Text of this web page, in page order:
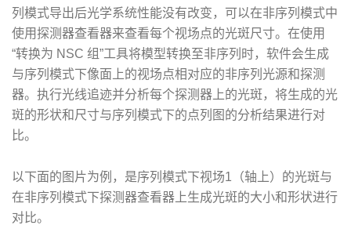
列模式导出后光学系统性能没有改变，可以在非序列模式中
使用探测器查看器来查看每个视场点的光斑尺寸。在使用
“转换为 NSC 组”工具将模型转换至非序列时，软件会生成
与序列模式下像面上的视场点相对应的非序列光源和探测
器。执行光线追迹并分析每个探测器上的光斑，将生成的光
斑的形状和尺寸与序列模式下的点列图的分析结果进行对
比。
以下面的图片为例，是序列模式下视场1（轴上）的光斑与
在非序列模式下探测器查看器上生成光斑的大小和形状进行
对比。